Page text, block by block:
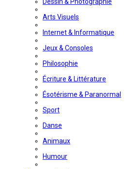
Arts Visuels
Internet & Informatique
Jeux & Consoles
Philosophie
Écriture & Littérature
Ésotérisme & Paranormal
Sport
Danse
Animaux
Humour